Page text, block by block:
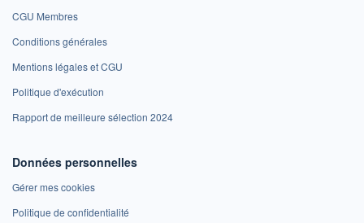
CGU Membres
Conditions générales
Mentions légales et CGU
Politique d'exécution
Rapport de meilleure sélection 2024
Données personnelles
Gérer mes cookies
Politique de confidentialité